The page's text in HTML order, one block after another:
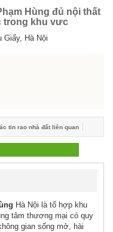
Hùng đủ nội thất
trong khu vưc
Giấy, Hà Nội
tin rao nhà đất liên quan
Hà Nội là tổ hợp khu
tâm thương mại có quy
gian sống mở, hài